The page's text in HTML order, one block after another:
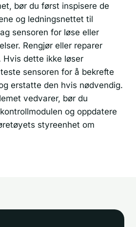
bør du først inspisere de
og ledningsnettet til
sensoren for løse eller
Rengjør eller reparer
Hvis dette ikke løser
sensoren for å bekrefte
erstatte den hvis nødvendig.
vedvarer, bør du
og oppdatere
styreenhet om